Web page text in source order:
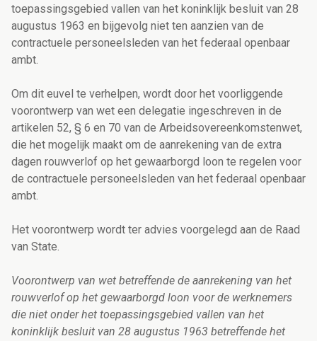
toepassingsgebied vallen van het koninklijk besluit van 28
augustus 1963 en bijgevolg niet ten aanzien van de
contractuele personeelsleden van het federaal openbaar
ambt.
Om dit euvel te verhelpen, wordt door het voorliggende
voorontwerp van wet een delegatie ingeschreven in de
artikelen 52, § 6 en 70 van de Arbeidsovereenkomstenwet,
die het mogelijk maakt om de aanrekening van de extra
dagen rouwverlof op het gewaarborgd loon te regelen voor
de contractuele personeelsleden van het federaal openbaar
ambt.
Het voorontwerp wordt ter advies voorgelegd aan de Raad
van State.
Voorontwerp van wet betreffende de aanrekening van het
rouwverlof op het gewaarborgd loon voor de werknemers
die niet onder het toepassingsgebied vallen van het
koninklijk besluit van 28 augustus 1963 betreffende het